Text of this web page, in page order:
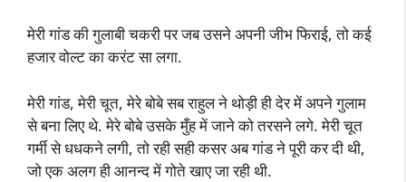
मेरी गांड की गुलाबी चकरी पर जब उसने अपनी जीभ फिराई, तो कई
हजार वोल्ट का करंट सा लगा.
मेरी गांड, मेरी चूत, मेरे बोबे सब राहुल ने थोड़ी ही देर में अपने गुलाम
से बना लिए थे. मेरे बोबे उसके मुँह में जाने को तरसने लगे. मेरी चूत
गर्मी से धधकने लगी, तो रही सही कसर अब गांड ने पूरी कर दी थी,
जो एक अलग ही आनन्द में गोते खाए जा रही थी.